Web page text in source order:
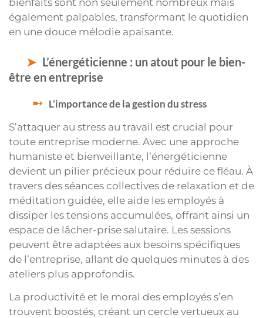
bienfaits sont non seulement nombreux mais
également palpables, transformant le quotidien
en une douce mélodie apaisante.
L’énergéticienne : un atout pour le bien-
être en entreprise
L’importance de la gestion du stress
S’attaquer au stress au travail est crucial pour
toute entreprise moderne. Avec une approche
humaniste et bienveillante, l’énergéticienne
devient un pilier précieux pour réduire ce fléau. À
travers des séances collectives de relaxation et de
méditation guidée, elle aide les employés à
dissiper les tensions accumulées, offrant ainsi un
espace de lâcher-prise salutaire. Les sessions
peuvent être adaptées aux besoins spécifiques
de l’entreprise, allant de quelques minutes à des
ateliers plus approfondis.
La productivité et le moral des employés s’en
trouvent boostés, créant un cercle vertueux au